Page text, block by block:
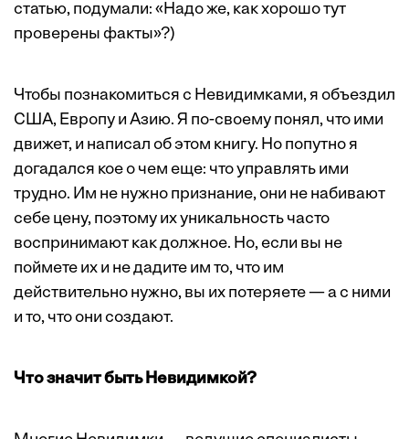
статью, подумали: «Надо же, как хорошо тут
проверены факты»?)
Чтобы познакомиться с Невидимками, я объездил
США, Европу и Азию. Я по-своему понял, что ими
движет, и написал об этом книгу. Но попутно я
догадался кое о чем еще: что управлять ими
трудно. Им не нужно признание, они не набивают
себе цену, поэтому их уникальность часто
воспринимают как должное. Но, если вы не
поймете их и не дадите им то, что им
действительно нужно, вы их потеряете — а с ними
и то, что они создают.
Что значит быть Невидимкой?